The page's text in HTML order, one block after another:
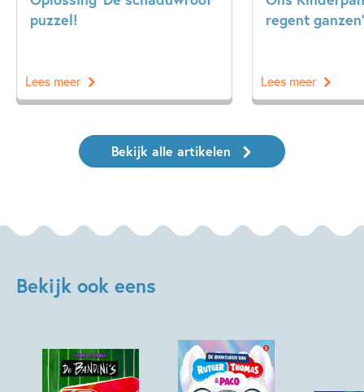
puzzel!
Lees meer
regent ganzen’
Lees meer
Bekijk alle artikelen
Bekijk ook eens